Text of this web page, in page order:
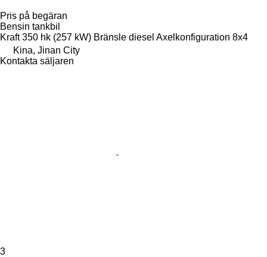
Pris på begäran
Bensin tankbil
Kraft 350 hk (257 kW) Bränsle diesel Axelkonfiguration 8x4
Kina, Jinan City
Kontakta säljaren
3